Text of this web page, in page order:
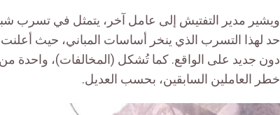
ويشير مدير التفتيش إلى عامل آخر، يتمثل في تسرب
حد لهذا التسرب الذي ينخر أساسات المباني، حيث
دون جديد على الواقع. كما تُشكل (المخالفات)، واحدة
خطر العاملين السابقين، بحسب العديل.